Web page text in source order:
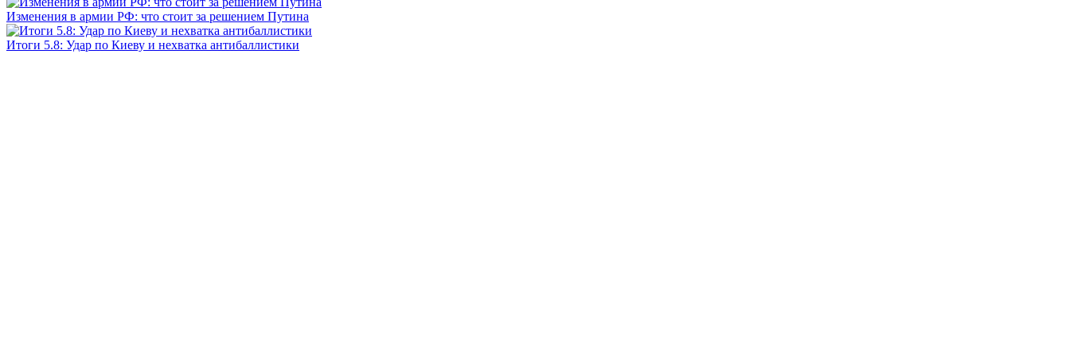
Изменения в армии РФ: что стоит за решением Путина
Итоги 5.8: Удар по Киеву и нехватка антибаллистики